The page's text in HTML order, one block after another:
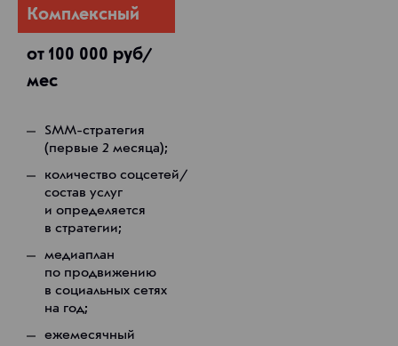
Комплексный
от 100 000 руб/
мес
SMM-стратегия
(первые 2 месяца);
количество соцсетей/
состав услуг
и определяется
в стратегии;
медиаплан
по продвижению
в социальных сетях
на год;
ежемесячный